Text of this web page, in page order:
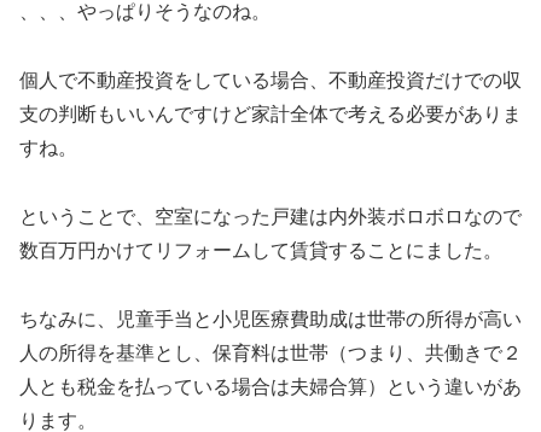
、、、やっぱりそうなのね。
個人で不動産投資をしている場合、不動産投資だけでの収
支の判断もいいんですけど家計全体で考える必要がありま
すね。
ということで、空室になった戸建は内外装ボロボロなので
数百万円かけてリフォームして賃貸することにました。
ちなみに、児童手当と小児医療費助成は世帯の所得が高い
人の所得を基準とし、保育料は世帯（つまり、共働きで２
人とも税金を払っている場合は夫婦合算）という違いがあ
ります。